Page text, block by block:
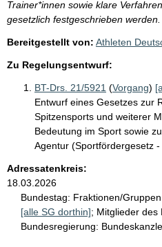
Trainer*innen sowie klare
gesetzlich festgeschrieben werden.
Bereitgestellt von: Athleten
Zu Regelungsentwurf:
BT-Drs. 21/5921 (Vorgang)
Entwurf eines Gesetzes zur
Spitzensports und weiterer
Bedeutung im Sport sowie
Agentur (Sportfördergesetz -
Adressatenkreis:
18.03.2026
Bundestag: Fraktionen/Gruppen
[alle SG dorthin]; Mitglieder des
Bundesregierung: